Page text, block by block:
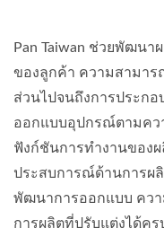
Pan Taiwan ช่วยพัฒน
ของลูกค้า ความสามาร
ส่วนไปจนถึงการประก
ออกแบบอุปกรณ์ตามคว
ฟังก์ชันการทำงานของ
ประสบการณ์ด้านการผ
พัฒนาการออกแบบ ควา
การผลิตที่ปรับแต่งได้คร